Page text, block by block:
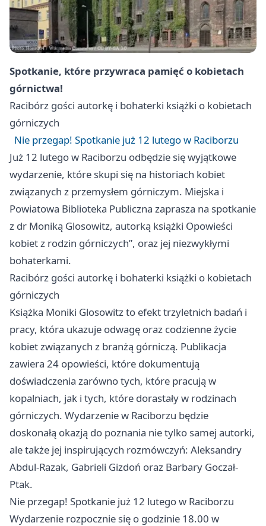
Spotkanie, które przywraca pamięć o kobietach
górnictwa!
Racibórz gości autorkę i bohaterki książki o kobietach
górniczych
Nie przegap! Spotkanie już 12 lutego w Raciborzu
Już 12 lutego w Raciborzu odbędzie się wyjątkowe
wydarzenie, które skupi się na historiach kobiet
związanych z przemysłem górniczym. Miejska i
Powiatowa Biblioteka Publiczna zaprasza na spotkanie
z dr Moniką Glosowitz, autorką książki Opowieści
kobiet z rodzin górniczych”, oraz jej niezwykłymi
bohaterkami.
Racibórz gości autorkę i bohaterki książki o kobietach
górniczych
Książka Moniki Glosowitz to efekt trzyletnich badań i
pracy, która ukazuje odwagę oraz codzienne życie
kobiet związanych z branżą górniczą. Publikacja
zawiera 24 opowieści, które dokumentują
doświadczenia zarówno tych, które pracują w
kopalniach, jak i tych, które dorastały w rodzinach
górniczych. Wydarzenie w Raciborzu będzie
doskonałą okazją do poznania nie tylko samej autorki,
ale także jej inspirujących rozmówczyń: Aleksandry
Abdul-Razak, Gabrieli Gizdoń oraz Barbary Goczał-
Ptak.
Nie przegap! Spotkanie już 12 lutego w Raciborzu
Wydarzenie rozpocznie się o godzinie 18.00 w